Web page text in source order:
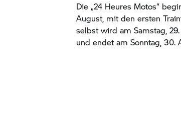
Die „24 Heures Motos“
August, mit den ersten
selbst wird am Samstag,
und endet am Sonntag, 30.